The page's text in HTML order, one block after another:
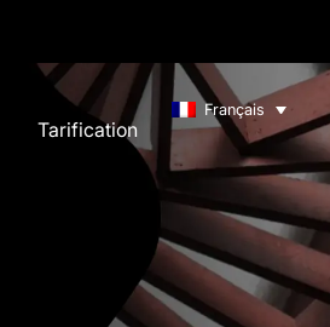
Tarification
Français